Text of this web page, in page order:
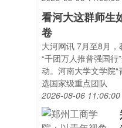
看河大这群师生
卷
大河网讯 7月至8月
“千团万人推普强国
动。河南大学文学院“
选国家级重点团队
2026-08-06 11:06:00